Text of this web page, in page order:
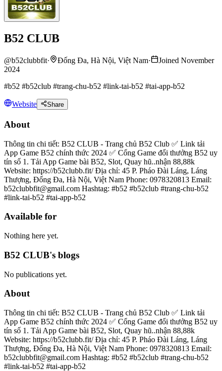
B52 CLUB
@b52clubbfit· Đống Đa, Hà Nội, Việt Nam·
Joined November
2024
#b52 #b52club #trang-chu-b52 #link-tai-b52 #tai-app-b52
Website Share
About
Thông tin chi tiết: B52 CLUB - Trang chủ B52 Club ✅ Link tải
App Game B52 chính thức 2024 ✅ Cổng Game đổi thưởng B52 uy
tín số 1. Tải App Game bài B52, Slot, Quay hũ..nhận 88,88k
Website: https://b52clubb.fit/ Địa chỉ: 45 P. Pháo Đài Láng, Láng
Thượng, Đống Đa, Hà Nội, Việt Nam Phone: 0978320813 Email:
b52clubbfit@gmail.com Hashtag: #b52 #b52club #trang-chu-b52
#link-tai-b52 #tai-app-b52
Available for
Nothing here yet.
B52 CLUB's blogs
No publications yet.
About
Thông tin chi tiết: B52 CLUB - Trang chủ B52 Club ✅ Link tải
App Game B52 chính thức 2024 ✅ Cổng Game đổi thưởng B52 uy
tín số 1. Tải App Game bài B52, Slot, Quay hũ..nhận 88,88k
Website: https://b52clubb.fit/ Địa chỉ: 45 P. Pháo Đài Láng, Láng
Thượng, Đống Đa, Hà Nội, Việt Nam Phone: 0978320813 Email:
b52clubbfit@gmail.com Hashtag: #b52 #b52club #trang-chu-b52
#link-tai-b52 #tai-app-b52